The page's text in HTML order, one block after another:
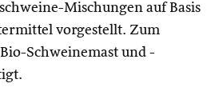
Mischungen auf Basis
vorgestellt. Zum
Schweinemast und -